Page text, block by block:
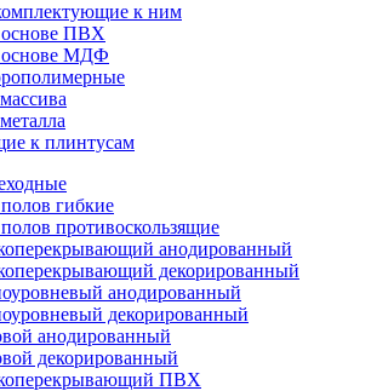
к ним
ПВХ
МДФ
к плинтусам
гибкие
противоскользящие
анодированный
декорированный
анодированный
декорированный
анодированный
декорированный
ПВХ